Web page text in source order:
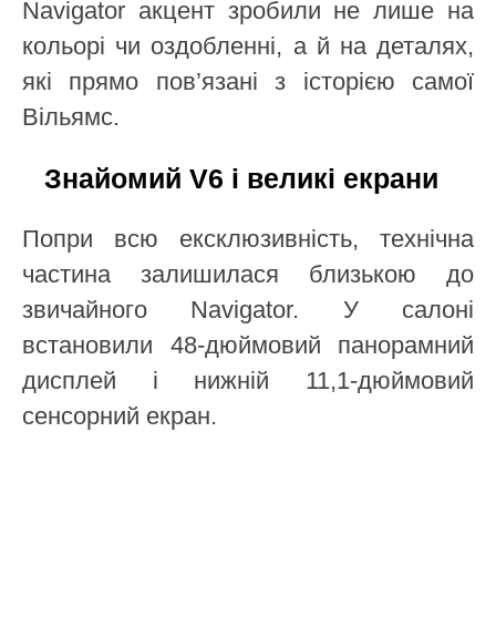
Navigator акцент зробили не лише на
кольорі чи оздобленні, а й на деталях,
які прямо пов’язані з історією самої
Вільямс.
Знайомий V6 і великі екрани
Попри всю ексклюзивність, технічна
частина залишилася близькою до
звичайного Navigator. У салоні
встановили 48-дюймовий панорамний
дисплей і нижній 11,1-дюймовий
сенсорний екран.